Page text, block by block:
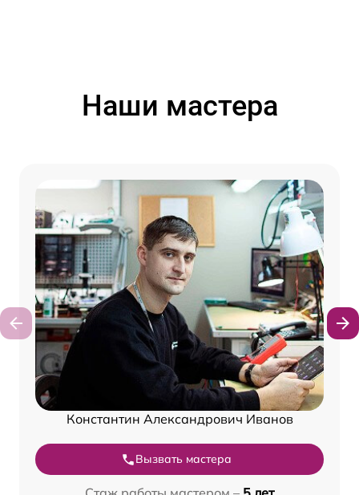
Наши мастера
Константин Александрович Иванов
Вызвать мастера